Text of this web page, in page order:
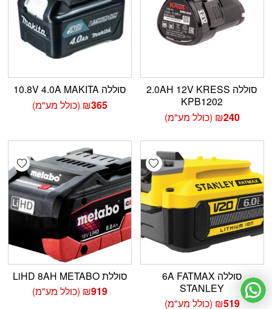
סוללה 2.0AH 12V KRESS
KPB1202
₪240 (כולל מע"מ)
סוללה 10.8V 4.0A MAKITA
₪365 (כולל מע"מ)
Add wishlist
סוללה 6A FATMAX
STANLEY
₪519 (כולל מע"מ)
סוללת LiHD 8AH METABO
₪919 (כולל מע"מ)